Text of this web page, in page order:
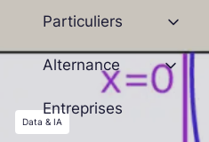
contenu
Particuliers
Alternance
Entreprises
Data & IA